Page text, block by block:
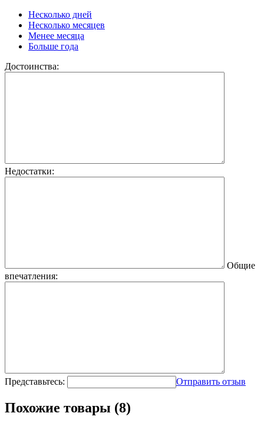
Несколько дней
Несколько месяцев
Менее месяца
Больше года
Достоинства:
Недостатки:
Общие
впечатления:
Представьтесь: Отправить отзыв
Похожие товары (8)